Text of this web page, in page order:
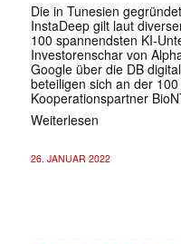
Die in Tunesien
InstaDeep gilt laut
100 spannendsten KI-
Investorenschar von
Google über die DB
beteiligen sich an der
Kooperationspartner
Weiterlesen
26. JANUAR 2022